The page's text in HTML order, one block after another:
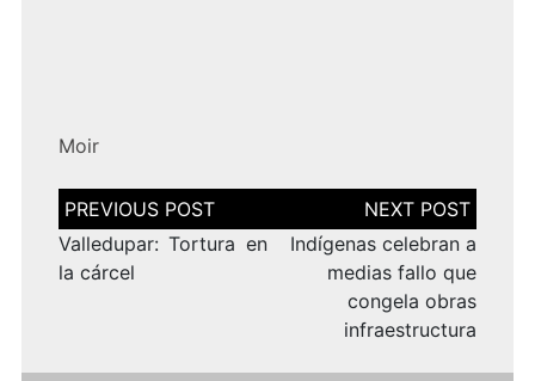
Moir
Navegación
de
entradas
Valledupar: Tortura en
la cárcel
Indígenas celebran a
medias fallo que
congela obras
infraestructura